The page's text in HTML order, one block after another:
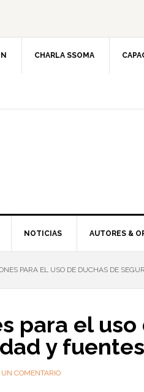
CHARLA SSOMA
NOTICIAS AUTORES &
PARA EL USO DE DUCHAS DE
para el uso
y
UN COMENTARIO